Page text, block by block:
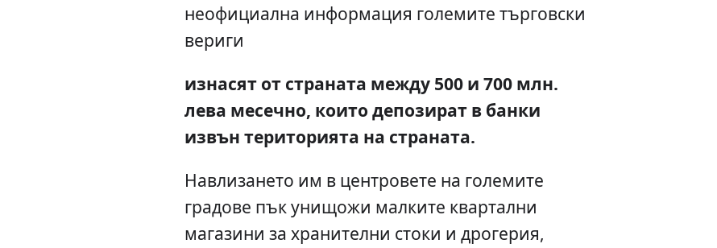
неофициална информация големите търговски
вериги
изнасят от страната между 500 и 700 млн.
лева месечно, които депозират в банки
извън територията на страната.
Навлизането им в центровете на големите
градове пък унищожи малките квартални
магазини за хранителни стоки и дрогерия,